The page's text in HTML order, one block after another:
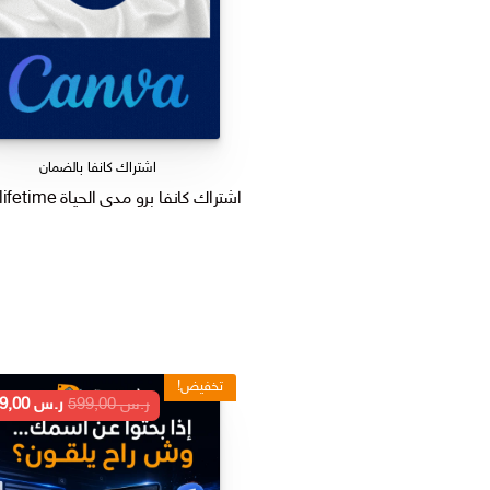
اشتراك كانفا بالضمان
اشتراك كانفا برو مدى الحياة Canva Pro lifetime
تخفيض!
ر.س599,00
السعر
الأصلي
هو:
ر.س 599,00.
ر.س199,00